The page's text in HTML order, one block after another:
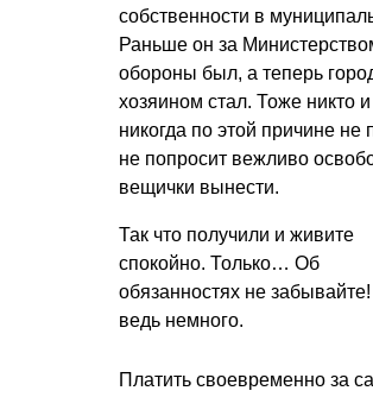
собственности в
Раньше он за
обороны был, а теперь
хозяином стал. Тоже никто и
никогда по этой причине не
не попросит вежливо
вещички вынести.
Так что получили и живите
спокойно. Только… Об
обязанностях не
ведь немного.
Платить своевременно за